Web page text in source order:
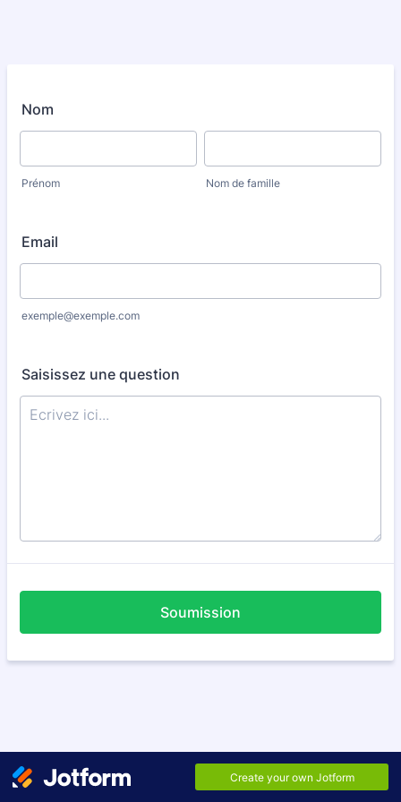
Nom
Prénom Nom de famille
Email
exemple@exemple.com
Saisissez une question
Soumission